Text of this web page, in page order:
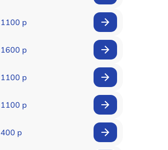
1100 р
1600 р
1100 р
1100 р
400 р